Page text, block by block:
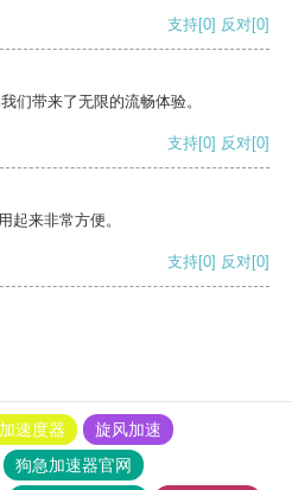
支持[0] 反对[0]
们带来了无限的流畅体验。
支持[0] 反对[0]
起来非常方便。
支持[0] 反对[0]
速度器
旋风加速
狗急加速器官网